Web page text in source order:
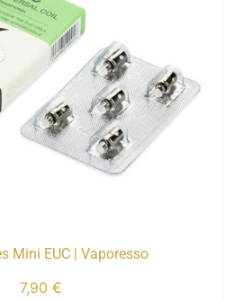
Mini EUC | Vaporesso
7,90 €